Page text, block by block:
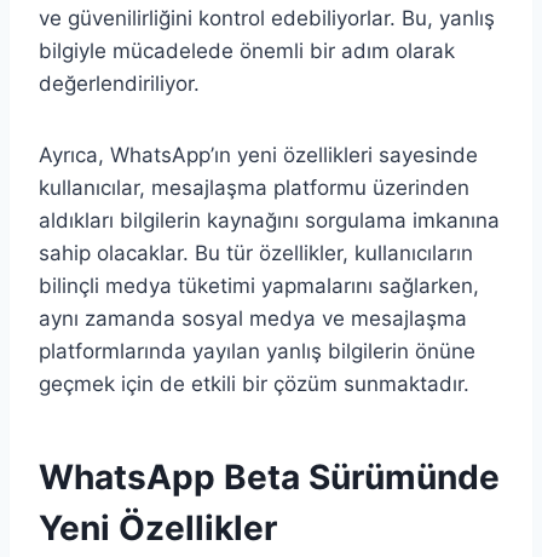
ve güvenilirliğini kontrol edebiliyorlar. Bu, yanlış
bilgiyle mücadelede önemli bir adım olarak
değerlendiriliyor.
Ayrıca, WhatsApp’ın yeni özellikleri sayesinde
kullanıcılar, mesajlaşma platformu üzerinden
aldıkları bilgilerin kaynağını sorgulama imkanına
sahip olacaklar. Bu tür özellikler, kullanıcıların
bilinçli medya tüketimi yapmalarını sağlarken,
aynı zamanda sosyal medya ve mesajlaşma
platformlarında yayılan yanlış bilgilerin önüne
geçmek için de etkili bir çözüm sunmaktadır.
WhatsApp Beta Sürümünde
Yeni Özellikler